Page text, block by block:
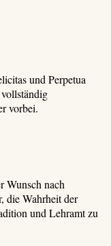
und Perpetua
vorbei.
Wunsch nach
die Wahrheit der
und Lehramt zu